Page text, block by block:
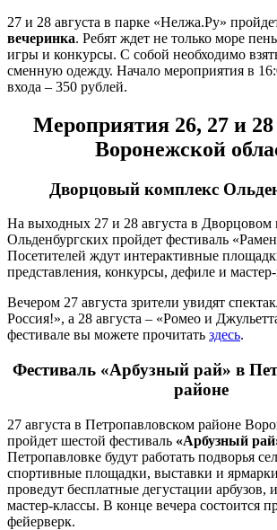
27 и 28 августа в парке «Нелжа.Ру»
вечеринка. Ребят ждет не только море
игры и конкурсы. С собой необходимо
сменную одежду. Начало мероприятия в
входа – 350 рублей.
Мероприятия 26, 27 и 28
Воронежской
Дворцовый комплекс
На выходных 27 и 28 августа в Дворцовом
Ольденбургских пройдет фестиваль
Посетителей ждут интерактивные
представления, конкурсы, дефиле и
Вечером 27 августа зрители увидят
Россия!», а 28 августа – «Ромео и
фестивале вы можете прочитать здесь.
Фестиваль «Арбузный рай» в
районе
27 августа в Петропавловском районе
пройдет шестой фестиваль «Арбузный
Петропавловке будут работать подворья
спортивные площадки, выставки и
проведут бесплатные дегустации арбузов,
мастер-классы. В конце вечера состоится
фейерверк.